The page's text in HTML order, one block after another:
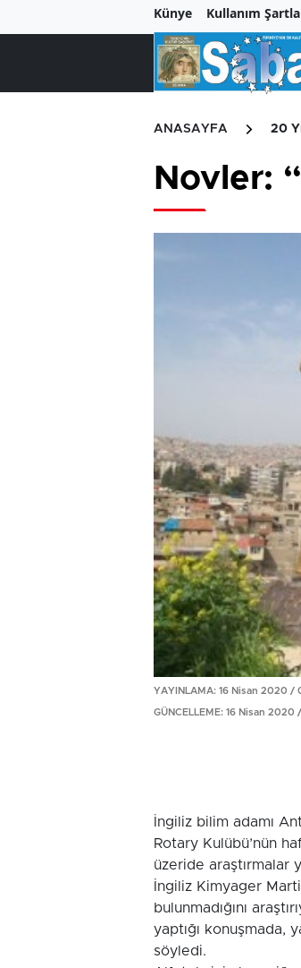
Künye Kullanım
ANASAYFA 20
Novler:
YAYINLAMA: 16 Nisan 2020 /
GÜNCELLEME: 16 Nisan 2020
İngiliz bilim adamı
Rotary Kulübü’nün
üzeride araştırmalar
İngiliz Kimyager
bulunmadığını
yaptığı konuşmada,
söyledi.